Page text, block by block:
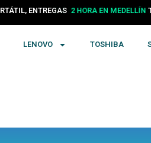
ENTREGAS 24 HORAS EN
LENOVO TOSHIBA